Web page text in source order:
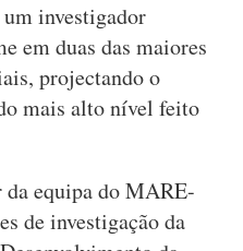
um investigador
em duas das maiores
projectando o
mais alto nível feito
equipa do MARE-
de investigação da